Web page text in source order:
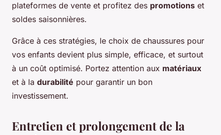
plateformes de vente et profitez des promotions et
soldes saisonnières.
Grâce à ces stratégies, le choix de chaussures pour
vos enfants devient plus simple, efficace, et surtout
à un coût optimisé. Portez attention aux matériaux
et à la durabilité pour garantir un bon
investissement.
Entretien et prolongement de la